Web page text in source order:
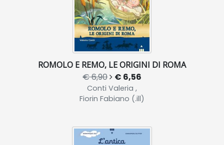
ROMOLO E REMO, LE ORIGINI DI ROMA
€ 6,90 € 6,56
Conti Valeria ,
Fiorin Fabiano (.ill)